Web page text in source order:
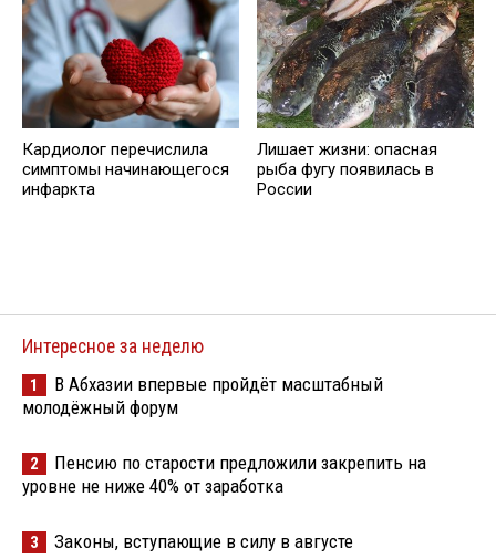
Кардиолог перечислила
симптомы начинающегося
инфаркта
Лишает жизни: опасная
рыба фугу появилась в
России
Интересное за неделю
1
В Абхазии впервые пройдёт масштабный
молодёжный форум
2
Пенсию по старости предложили закрепить на
уровне не ниже 40% от заработка
3 Законы, вступающие в силу в августе